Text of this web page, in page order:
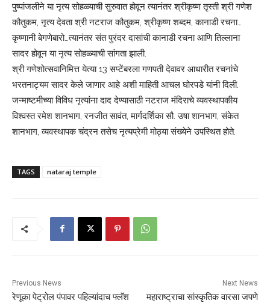
पुष्पांजलीने या नृत्य सोहळ्याची सुरुवात होवून त्यानंतर श्रीकृष्ण तृस्ती श्री गणेश
कौतुकम, नृत्य देवता श्री नटराज कौतुकम, श्रीकृष्ण शब्दम, कानाडी रचना…
कृष्णानी बेगणेबारो…त्यानंतर संत पुरंदर दासांची कानाडी रचना आणि तिल्लाना
सादर होवून या नृत्य सोहळ्याची सांगता झाली.
श्री गणेशोत्सवानिमित्त येत्या 13 सप्टेंबरला गणपती देवावर आधारीत रचनांचे
भरतनाट्यम सादर केले जाणार आहे अशी माहिती आचल घोरपडे यांनी दिली.
जन्माष्टमीच्या विविध नृत्यांना दाद देण्यासाठी नटराज मंदिराचे व्यवस्थापकीय
विश्‍वस्त रमेश शानभाग, रनजीत सावंत, मार्गदर्शिका सौ. उषा शानभाग, संकेत
शानभाग, व्यवस्थापक चंद्रन तसेच नृत्यप्रेमी मोठ्या संख्येने उपस्थित होते.
TAGS nataraj temple
Previous News
रेणूका पेट्रोल पंपावर पहिल्यांदाच फ्लॅश
Next News
महाराष्ट्राचा सांस्कृतिक वारसा जपणे